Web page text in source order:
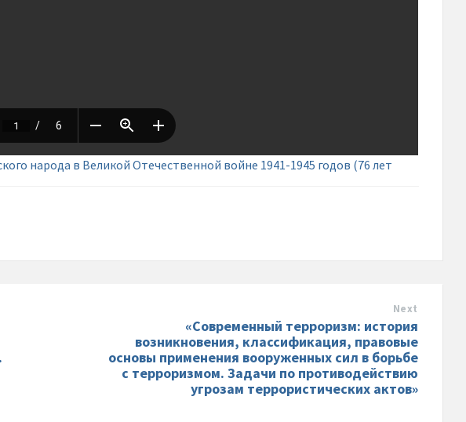
народа в Великой Отечественной войне 1941-1945 годов (76 лет
Next
«Современный терроризм: история
возникновения, классификация, правовые
основы применения вооруженных сил в борьбе
с терроризмом. Задачи по противодействию
угрозам террористических актов»